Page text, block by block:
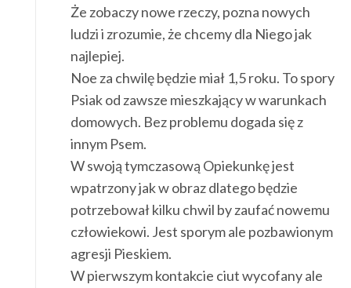
Że zobaczy nowe rzeczy, pozna nowych
ludzi i zrozumie, że chcemy dla Niego jak
najlepiej.
Noe za chwilę będzie miał 1,5 roku. To spory
Psiak od zawsze mieszkający w warunkach
domowych. Bez problemu dogada się z
innym Psem.
W swoją tymczasową Opiekunkę jest
wpatrzony jak w obraz dlatego będzie
potrzebował kilku chwil by zaufać nowemu
człowiekowi. Jest sporym ale pozbawionym
agresji Pieskiem.
W pierwszym kontakcie ciut wycofany ale